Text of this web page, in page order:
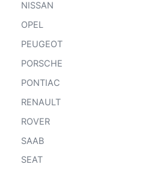
NISSAN
OPEL
PEUGEOT
PORSCHE
PONTIAC
RENAULT
ROVER
SAAB
SEAT